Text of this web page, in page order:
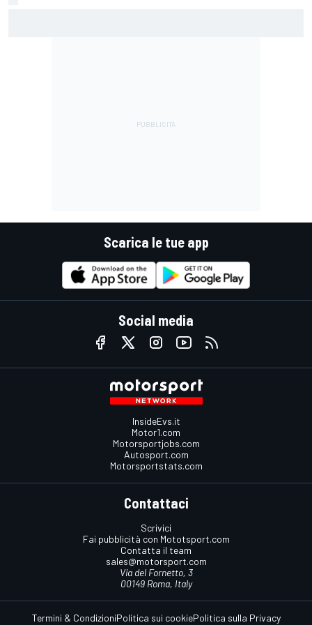
Scarica le tue app
Social media
InsideEvs.it
Motor1.com
Motorsportjobs.com
Autosport.com
Motorsportstats.com
Contattaci
Scrivici
Fai pubblicità con Mototsport.com
Contatta il team
sales@motorsport.com
Via del Fornetto, 3
00149 Roma, Italy
Termini & CondizioniPolitica sui cookiePolitica sulla Privacy